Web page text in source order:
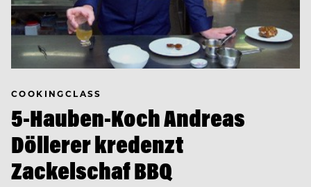
COOKINGCLASS
5-Hauben-Koch Andreas
Döllerer kredenzt
Zackelschaf BBQ